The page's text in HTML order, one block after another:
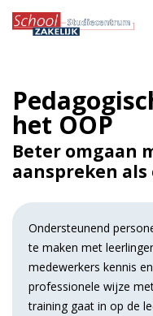
het OOP
Beter omgaan
aanspreken
Ondersteunend
te maken met
medewerkers kennis
professionele wijze
training gaat in op de